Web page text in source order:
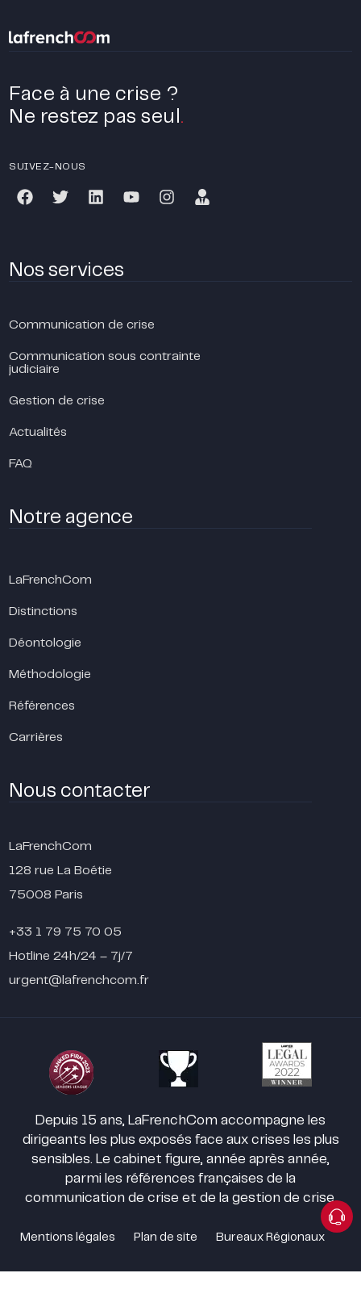
Face à une crise ?
Ne restez pas seul .
SUIVEZ-NOUS
Nos services
Communication de crise
Communication sous contrainte
judiciaire
Gestion de crise
Actualités
FAQ
Notre agence
LaFrenchCom
Distinctions
Déontologie
Méthodologie
Références
Carrières
Nous contacter
LaFrenchCom
128 rue La Boétie
75008 Paris
+33 1 79 75 70 05
Hotline 24h/24 – 7j/7
urgent@lafrenchcom.fr
Depuis 15 ans, LaFrenchCom accompagne les
dirigeants les plus exposés face aux crises les plus
sensibles. Le cabinet figure, année après année,
parmi les références françaises de la
communication de crise et de la gestion de crise.
Mentions légales Plan de site Bureaux Régionaux